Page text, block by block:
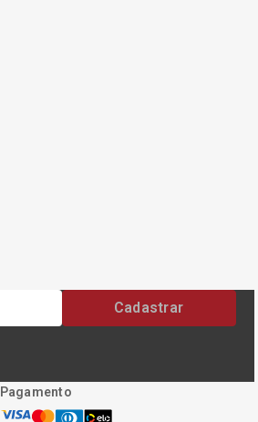
Cadastrar
Pagamento